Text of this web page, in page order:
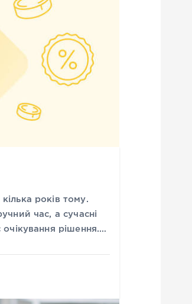
років тому.
час, а сучасні
рішення.…